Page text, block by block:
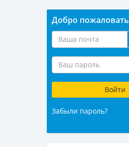
Добро пожаловать
Забыли пароль?